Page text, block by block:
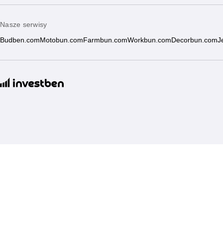
Nasze serwisy
Budben.com Motobun.com Farmbun.comWorkbun.com Decorbun.com